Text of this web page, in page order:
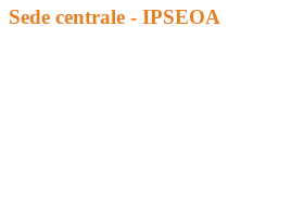
Sede centrale - IPSEOA